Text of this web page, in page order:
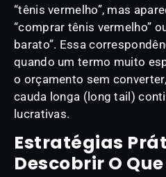
“tênis vermelho”, mas
“comprar tênis vermelho”
barato”. Essa
quando um termo muito
o orçamento sem
cauda longa (long tail)
lucrativas.
Estratégias
Descobrir O